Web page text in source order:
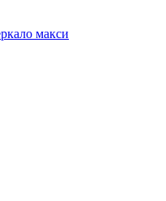
макси